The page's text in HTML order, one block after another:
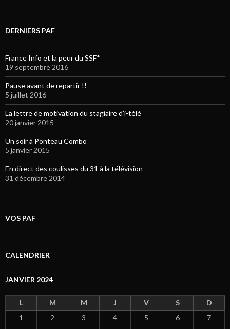
DERNIERS PAF
France Info et la peur du SSF*
19 septembre 2016
Pause avant de repartir !!
5 juillet 2016
La lettre de motivation du stagiaire d’i-télé
20 janvier 2015
Un soir à Ponteau Combo
5 janvier 2015
En direct des coulisses du 31 à la télévision
31 décembre 2014
VOS PAF
CALENDRIER
JANVIER 2024
L M M J V S
D
1
2 3 4 5 6
7